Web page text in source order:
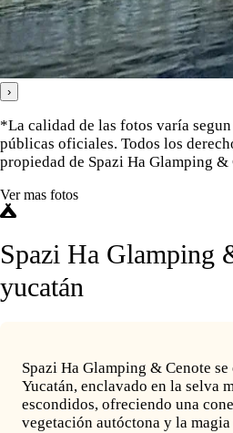
›
*La calidad de las fotos varía
públicas oficiales. Todos los
propiedad de Spazi Ha Glamping &
Ver mas fotos
Spazi Ha Glamping
yucatán
Spazi Ha Glamping & Cenote
Yucatán, enclavado en la selva
escondidos, ofreciendo una
vegetación autóctona y la